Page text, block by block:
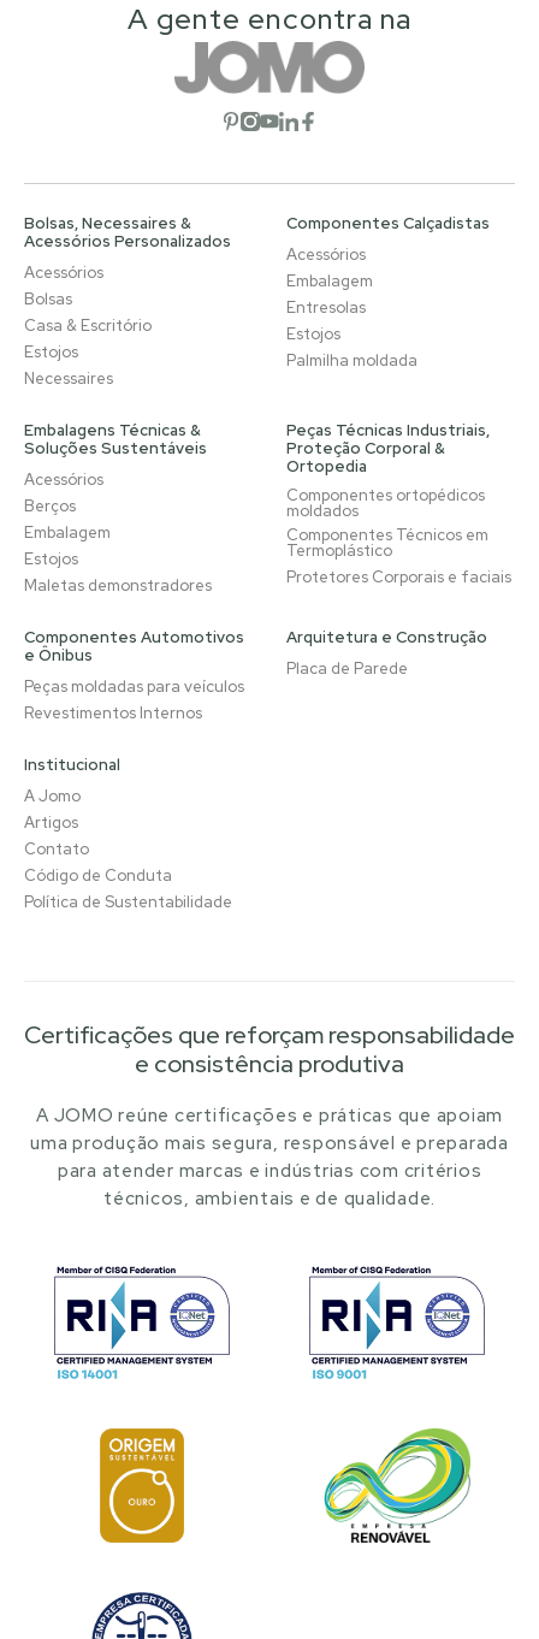
A gente encontra na
Abrir rede social
Abrir rede social
Abrir rede social
Abrir rede social
Abrir rede social
Bolsas, Necessaires &
Acessórios Personalizados
Acessórios
Bolsas
Casa & Escritório
Estojos
Necessaires
Componentes Calçadistas
Acessórios
Embalagem
Entresolas
Estojos
Palmilha moldada
Embalagens Técnicas &
Soluções Sustentáveis
Acessórios
Berços
Embalagem
Estojos
Maletas demonstradores
Peças Técnicas Industriais,
Proteção Corporal &
Ortopedia
Componentes ortopédicos
moldados
Componentes Técnicos em
Termoplástico
Protetores Corporais e faciais
Componentes Automotivos
e Ônibus
Peças moldadas para veículos
Revestimentos Internos
Arquitetura e Construção
Placa de Parede
Institucional
A Jomo
Artigos
Contato
Código de Conduta
Política de Sustentabilidade
Certificações que reforçam responsabilidade
e consistência produtiva
A JOMO reúne certificações e práticas que apoiam
uma produção mais segura, responsável e preparada
para atender marcas e indústrias com critérios
técnicos, ambientais e de qualidade.